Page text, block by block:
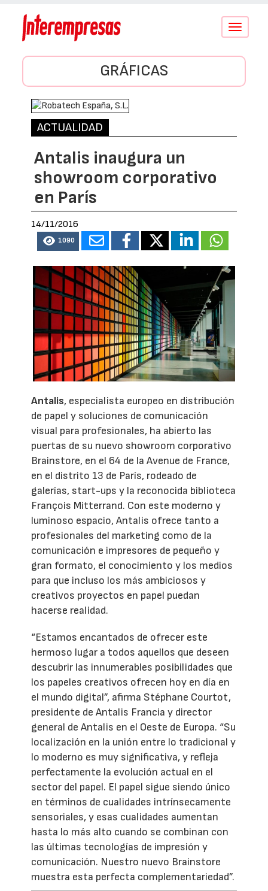
Conmutar
GRÁFICAS
ACTUALIDAD
Antalis inaugura un
showroom corporativo
en París
14/11/2016
1090
Antalis, especialista europeo en distribución
de papel y soluciones de comunicación
visual para profesionales, ha abierto las
puertas de su nuevo showroom corporativo
Brainstore, en el 64 de la Avenue de France,
en el distrito 13 de París, rodeado de
galerías, start-ups y la reconocida biblioteca
François Mitterrand. Con este moderno y
luminoso espacio, Antalis ofrece tanto a
profesionales del marketing como de la
comunicación e impresores de pequeño y
gran formato, el conocimiento y los medios
para que incluso los más ambiciosos y
creativos proyectos en papel puedan
hacerse realidad.
“Estamos encantados de ofrecer este
hermoso lugar a todos aquellos que deseen
descubrir las innumerables posibilidades que
los papeles creativos ofrecen hoy en día en
el mundo digital”, afirma Stéphane Courtot,
presidente de Antalis Francia y director
general de Antalis en el Oeste de Europa. “Su
localización en la unión entre lo tradicional y
lo moderno es muy significativa, y refleja
perfectamente la evolución actual en el
sector del papel. El papel sigue siendo único
en términos de cualidades intrínsecamente
sensoriales, y esas cualidades aumentan
hasta lo más alto cuando se combinan con
las últimas tecnologías de impresión y
comunicación. Nuestro nuevo Brainstore
muestra esta perfecta complementariedad”.